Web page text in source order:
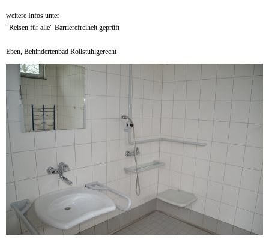
weitere Infos unter
"Reisen für alle" Barrierefreiheit geprüft
Eben, Behindertenbad Rollstuhlgerecht